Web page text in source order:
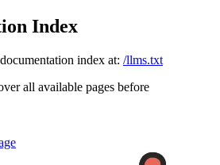
Index
index at: /llms.txt
all available pages before